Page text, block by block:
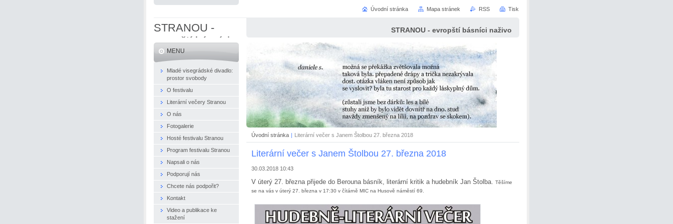
STRANOU -
evropští básníci
naživo
STRANOU - evropští básníci naživo
Úvodní stránka | Literární večer s Janem Štolbou 27. března 2018
Literární večer s Janem Štolbou 27. března 2018
30.03.2018 10:43
V úterý 27. března přijede do Berouna básník, literární kritik a hudebník Jan Štolba.
Těšíme
se na vás v úterý 27. března v 17:30 v čítárně MIC na Husově náměstí 69.
MENU
Mladé visegrádské divadlo:
prostor svobody
O festivalu
Literární večery Stranou
O nás
Fotogalerie
Hosté festivalu Stranou
Program festivalu Stranou
Napsali o nás
Podporují nás
Chcete nás podpořit?
Kontakt
Video a publikace ke
stažení
Úvodní stránka Mapa stránek RSS Tisk